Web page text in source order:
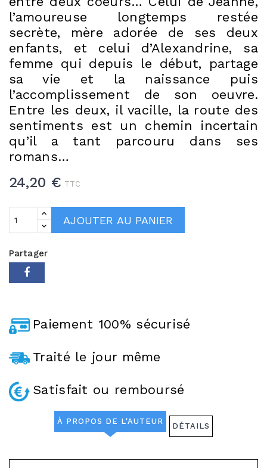
l’amoureuse longtemps restée
secrète, mère adorée de ses deux
enfants, et celui d’Alexandrine, sa
femme qui depuis le début, partage
sa vie et la naissance puis
l’accomplissement de son oeuvre.
Entre les deux, il vacille, la route des
sentiments est un chemin incertain
qu’il a tant parcouru dans ses
romans…
24,20 € TTC
AJOUTER AU PANIER
Partager
Paiement 100% sécurisé
Traité le jour même
Satisfait ou remboursé
À PROPOS DE L'AUTEUR DÉTAILS